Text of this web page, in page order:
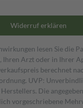
Widerruf erklären
lesen Sie die
Ihren Arzt oder in Ihrer
berechnet
UVP:
Die
vorgeschriebene